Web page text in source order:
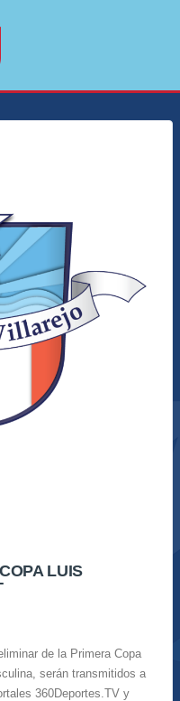
LUIS
de la Primera Copa
serán transmitidos a
360Deportes.TV y